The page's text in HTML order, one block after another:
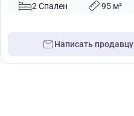
2 Спален
95 м²
Написать продавцу